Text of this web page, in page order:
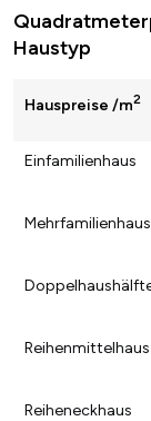
Haustyp
Hauspreise /m2
Einfamilienhaus
Mehrfamilienhaus
Reihenmittelhaus
Reiheneckhaus